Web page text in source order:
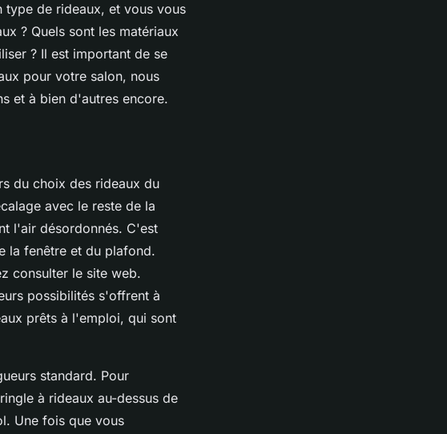
de rideaux, et vous vous
? Quels sont les matériaux
? Il est important de se
pour votre salon, nous
et à bien d'autres encore.
du choix des rideaux du
avec le reste de la
l'air désordonnés. C'est
la fenêtre et du plafond.
consulter le site web.
possibilités s'offrent à
prêts à l'emploi, qui sont
standard. Pour
à rideaux au-dessus de
Une fois que vous